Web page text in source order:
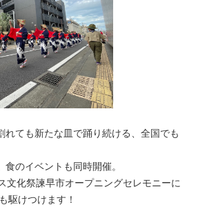
れても新たな皿で踊り続ける、全国でも
のイベントも同時開催。
文化祭諫早市オープニングセレモニーに
駆けつけます！